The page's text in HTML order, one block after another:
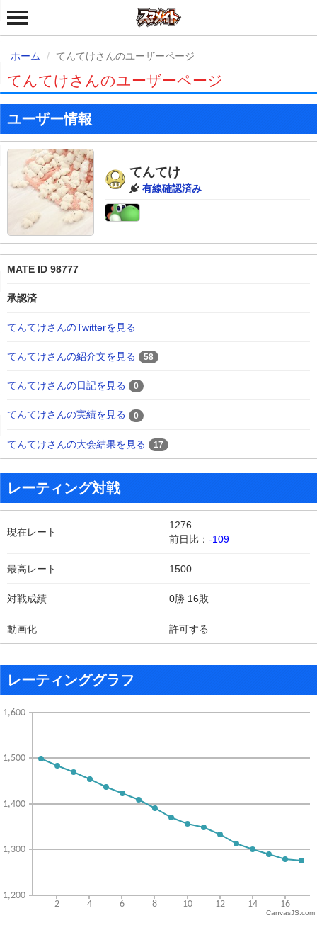
ホーム てんてけさんのユーザーページ
てんてけさんのユーザーページ
ユーザー情報
てんてけ
有線確認済み
MATE ID 98777
承認済
てんてけさんのTwitterを見る
てんてけさんの紹介文を見る 58
てんてけさんの日記を見る 0
てんてけさんの実績を見る 0
てんてけさんの大会結果を見る 17
レーティング対戦
現在レート
1276
前日比： -109
最高レート 1500
対戦成績 0勝 16敗
動画化 許可する
レーティンググラフ
CanvasJS.com